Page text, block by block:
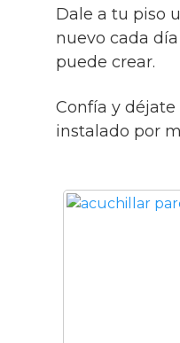
Dale a tu piso
nuevo cada
puede crear.
Confía y
instalado por